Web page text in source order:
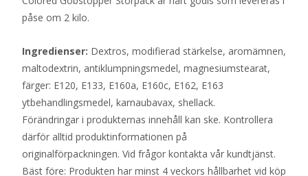
påse om 2 kilo.
Ingredienser: Dextros, modifierad stärkelse, aromämnen,
maltodextrin, antiklumpningsmedel, magnesiumstearat,
färger: E120, E133, E160a, E160c, E162, E163
ytbehandlingsmedel, karnaubavax, shellack.
Förändringar i produkternas innehåll kan ske. Kontrollera
därför alltid produktinformationen på
originalförpackningen. Vid frågor kontakta vår kundtjänst.
Bäst före: Produkten har minst 4 veckors hållbarhet vid köp